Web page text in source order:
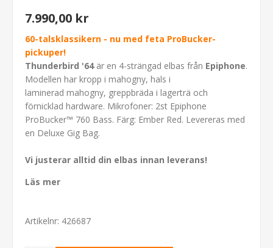
7.990,00 kr
60-talsklassikern - nu med feta ProBucker-
pickuper!
Thunderbird '64är en 4-strängad elbas från Epiphone.
Modellen har kropp i mahogny, hals i
laminerad mahogny, greppbräda i lagerträ och
förnicklad hardware. Mikrofoner: 2st Epiphone
ProBucker™ 760 Bass. Färg: Ember Red. Levereras med
en Deluxe Gig Bag.
Vi justerar alltid din elbas innan leverans!
Läs mer
Artikelnr: 426687